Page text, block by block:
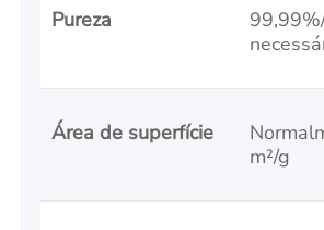
Pureza
Área de superfície
m²/g